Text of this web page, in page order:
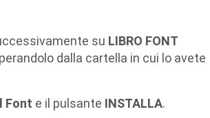
su LIBRO FONT
dalla cartella in cui lo avete
Font e il pulsante INSTALLA.